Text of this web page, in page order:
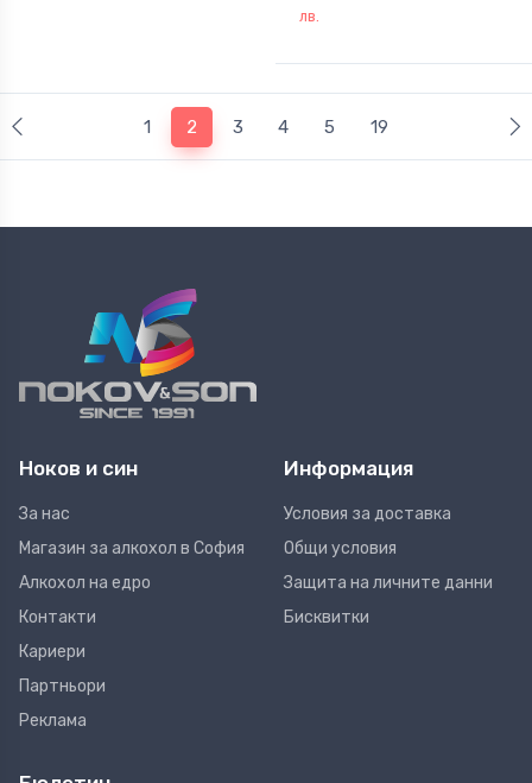
лв.
1 2(current)
3 4 5 19
Ноков и син
За нас
Магазин за алкохол в София
Алкохол на едро
Контакти
Кариери
Партньори
Реклама
Информация
Условия за доставка
Общи условия
Защита на личните данни
Бисквитки